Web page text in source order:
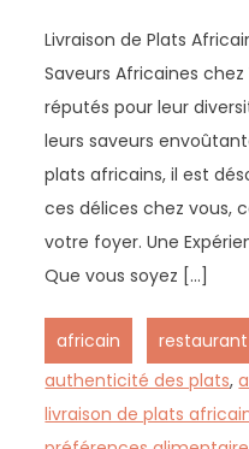
Livraison de Plats
Saveurs Africaines
réputés pour leur
leurs saveurs
plats africains, il est
ces délices chez vous,
votre foyer. Une
Que vous soyez […]
africain
authenticité des plats,
livraison de plats